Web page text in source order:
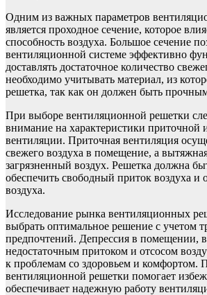
Одним из важных параметров
является проходное сечение, которое
способность воздуха. Большое сечение
вентиляционной системе эффективно
доставлять достаточное количество
необходимо учитывать материал, из
решетка, так как он должен быть
При выборе вентиляционной решетки
внимание на характеристики приточной
вентиляции. Приточная вентиляция
свежего воздуха в помещение, а
загрязненный воздух. Решетка должна
обеспечить свободный приток воздуха и
воздуха.
Исследование рынка вентиляционных
выбрать оптимальное решение с учетом
предпочтений. Депрессия в помещении,
недостаточным притоком и отсосом
к проблемам со здоровьем и комфортом.
вентиляционной решетки помогает
обеспечивает надежную работу